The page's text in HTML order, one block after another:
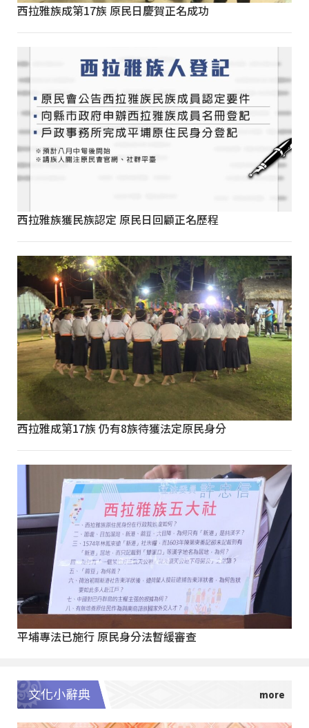
西拉雅族成第17族 原民日慶賀正名成功
西拉雅族獲民族認定 原民日回顧正名歷程
西拉雅成第17族 仍有8族待獲法定原民身分
平埔專法已施行 原民身分法暫緩審查
文化小辭典